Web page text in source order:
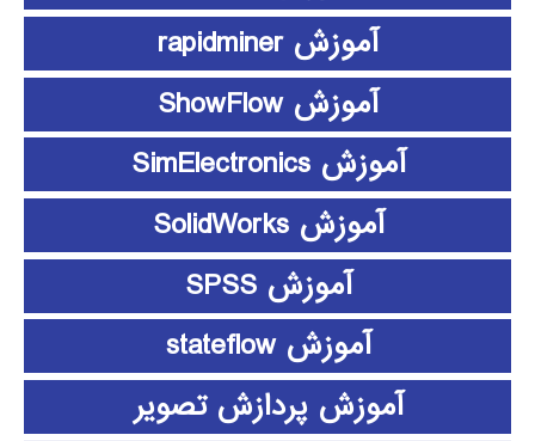
آموزش rapidminer
آموزش ShowFlow
آموزش SimElectronics
آموزش SolidWorks
آموزش SPSS
آموزش stateflow
آموزش پردازش تصویر